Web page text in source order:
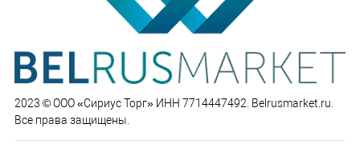
2023 © ООО «Сириус Торг» ИНН 7714447492. Belrusmarket.ru.
Все права защищены.